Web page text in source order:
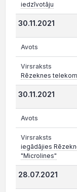
iedzīvotāju
30.11.2021
Rēzeknes
30.11.2021
iegādājies
"Microlines"
28.07.2021